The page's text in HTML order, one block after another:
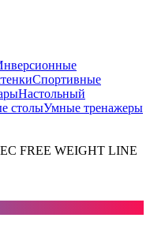
Спортивные
Настольный
столыУмные тренажеры
FREE WEIGHT LINE